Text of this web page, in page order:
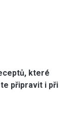
které
připravit i při